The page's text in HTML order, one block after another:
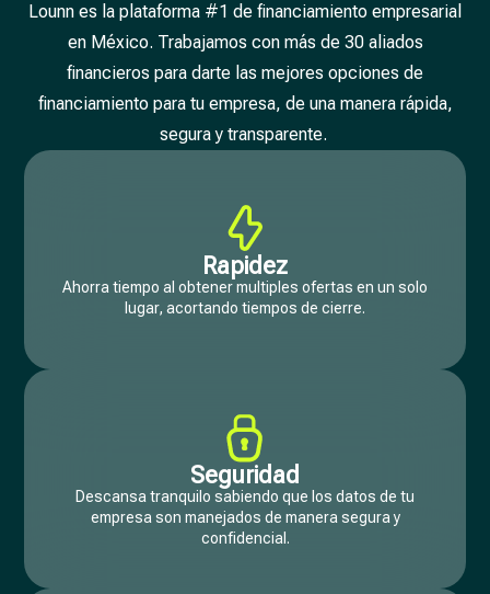
Lounn es la plataforma #1 de financiamiento empresarial
en México. Trabajamos con más de 30 aliados
financieros para darte las mejores opciones de
financiamiento para tu empresa, de una manera rápida,
segura y transparente.
Rapidez
Ahorra tiempo al obtener multiples ofertas en un solo
lugar, acortando tiempos de cierre.
Seguridad
Descansa tranquilo sabiendo que los datos de tu
empresa son manejados de manera segura y
confidencial.